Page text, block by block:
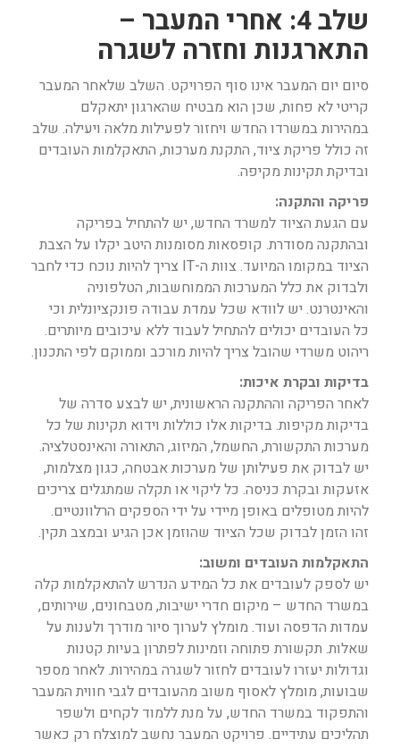
שלב 4: אחרי המעבר –
התארגנות וחזרה לשגרה
סיום יום המעבר אינו סוף הפרויקט. השלב שלאחר המעבר
קריטי לא פחות, שכן הוא מבטיח שהארגון יתאקלם
במהירות במשרדו החדש ויחזור לפעילות מלאה ויעילה. שלב
זה כולל פריקת ציוד, התקנת מערכות, התאקלמות העובדים
ובדיקת תקינות מקיפה.
פריקה והתקנה:
עם הגעת הציוד למשרד החדש, יש להתחיל בפריקה
ובהתקנה מסודרת. קופסאות מסומנות היטב יקלו על הצבת
הציוד במקומו המיועד. צוות ה-IT צריך להיות נוכח כדי לחבר
ולבדוק את כלל המערכות הממוחשבות, הטלפוניה
והאינטרנט. יש לוודא שכל עמדת עבודה פונקציונלית וכי
כל העובדים יכולים להתחיל לעבוד ללא עיכובים מיותרים.
ריהוט משרדי שהובל צריך להיות מורכב וממוקם לפי התכנון.
בדיקות ובקרת איכות:
לאחר הפריקה וההתקנה הראשונית, יש לבצע סדרה של
בדיקות מקיפות. בדיקות אלו כוללות וידוא תקינות של כל
מערכות התקשורת, החשמל, המיזוג, התאורה והאינסטלציה.
יש לבדוק את פעילותן של מערכות אבטחה, כגון מצלמות,
אזעקות ובקרת כניסה. כל ליקוי או תקלה שמתגלים צריכים
להיות מטופלים באופן מיידי על ידי הספקים הרלוונטיים.
זהו הזמן לבדוק שכל הציוד שהוזמן אכן הגיע ובמצב תקין.
התאקלמות העובדים ומשוב:
יש לספק לעובדים את כל המידע הנדרש להתאקלמות קלה
במשרד החדש – מיקום חדרי ישיבות, מטבחונים, שירותים,
עמדות הדפסה ועוד. מומלץ לערוך סיור מודרך ולענות על
שאלות. תקשורת פתוחה וזמינות לפתרון בעיות קטנות
וגדולות יעזרו לעובדים לחזור לשגרה במהירות. לאחר מספר
שבועות, מומלץ לאסוף משוב מהעובדים לגבי חווית המעבר
והתפקוד במשרד החדש, על מנת ללמוד לקחים ולשפר
תהליכים עתידיים. פרויקט המעבר נחשב למוצלח רק כאשר